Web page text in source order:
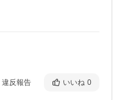
違反報告 いいね 0